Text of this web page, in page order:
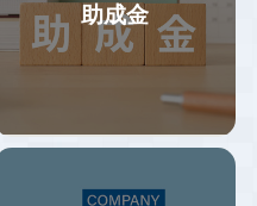
社２名体制で情報共有しながら
対応しているので、属人化して
おらず、担当者が引き継ぎなく
何もわからない状況がないよう
助成金